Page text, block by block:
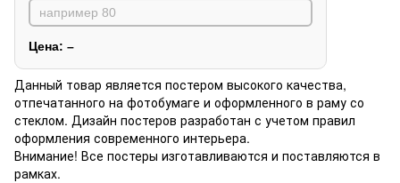
Цена: –
Данный товар является постером высокого качества,
отпечатанного на фотобумаге и оформленного в раму со
стеклом. Дизайн постеров разработан с учетом правил
оформления современного интерьера.
Внимание! Все постеры изготавливаются и поставляются в
рамках.